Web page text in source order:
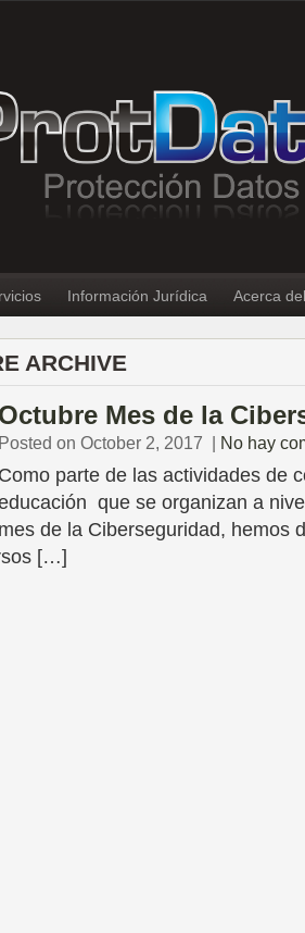
Información Jurídica Acerca
ARCHIVE
Octubre Mes de la
Posted on October 2, 2017 | No hay
Como parte de las actividades de
que se organizan a
mes de la Ciberseguridad, hemos
[…]